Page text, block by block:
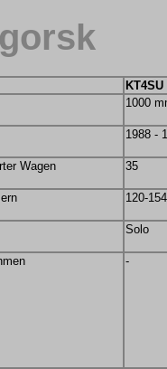
KT4SU
1000
1988 -
Wagen 35
120-154
Solo
-